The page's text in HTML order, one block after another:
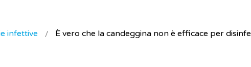
infettive È vero che la candeggina non è efficace per